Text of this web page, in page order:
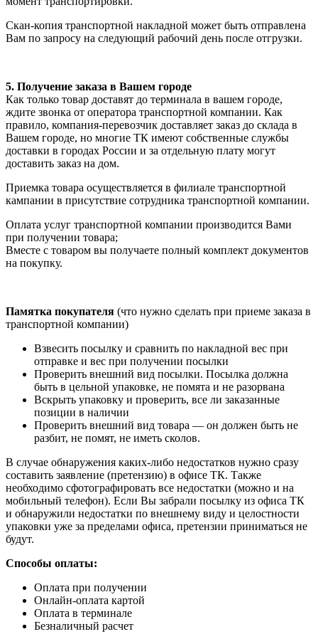
Скан-копия транспортной накладной может быть отправлена
Вам по запросу на следующий рабочий день после отгрузки.
5. Получение заказа в Вашем городе
Как только товар доставят до терминала в вашем городе,
ждите звонка от оператора транспортной компании. Как
правило, компания-перевозчик доставляет заказ до склада в
Вашем городе, но многие ТК имеют собственные службы
доставки в городах России и за отдельную плату могут
доставить заказ на дом.
Приемка товара осуществляется в филиале транспортной
кампании в присутствие сотрудника транспортной компании.
Оплата услуг транспортной компании производится Вами
при получении товара;
Вместе с товаром вы получаете полный комплект документов
на покупку.
Памятка покупателя (что нужно сделать при приеме заказа в
транспортной компании)
Взвесить посылку и сравнить по накладной вес при
отправке и вес при получении посылки
Проверить внешний вид посылки. Посылка должна
быть в цельной упаковке, не помята и не разорвана
Вскрыть упаковку и проверить, все ли заказанные
позиции в наличии
Проверить внешний вид товара — он должен быть не
разбит, не помят, не иметь сколов.
В случае обнаружения каких-либо недостатков нужно сразу
составить заявление (претензию) в офисе ТК. Также
необходимо сфотографировать все недостатки (можно и на
мобильный телефон). Если Вы забрали посылку из офиса ТК
и обнаружили недостатки по внешнему виду и целостности
упаковки уже за пределами офиса, претензии приниматься не
будут.
Способы оплаты:
Оплата при получении
Онлайн-оплата картой
Оплата в терминале
Безналичный расчет